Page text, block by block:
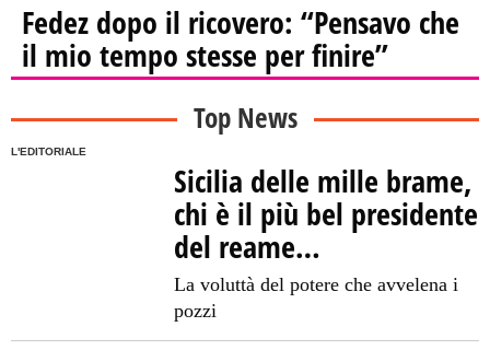
Fedez dopo il ricovero: “Pensavo che
il mio tempo stesse per finire”
Top News
L'EDITORIALE
Sicilia delle mille brame,
chi è il più bel presidente
del reame…
La voluttà del potere che avvelena i
pozzi